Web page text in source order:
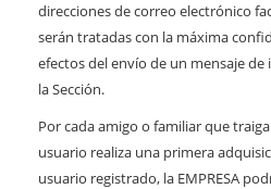
direcciones de correo electrónico
serán tratadas con la máxima
efectos del envío de un mensaje
la Sección.
Por cada amigo o familiar que
usuario realiza una primera
usuario registrado, la EMPRESA